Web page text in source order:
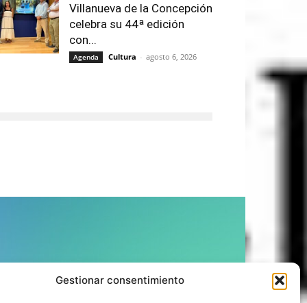
Gestionar consentimiento
Villanueva de la Concepción
celebra su 44ª edición
con...
Agenda Cultura - agosto 6, 2026